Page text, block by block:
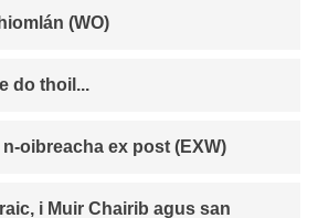
Faighte go hiomlán (WO)
do thoil...
Praghas na n-oibreacha ex post (EXW)
i Muir Chairib agus san